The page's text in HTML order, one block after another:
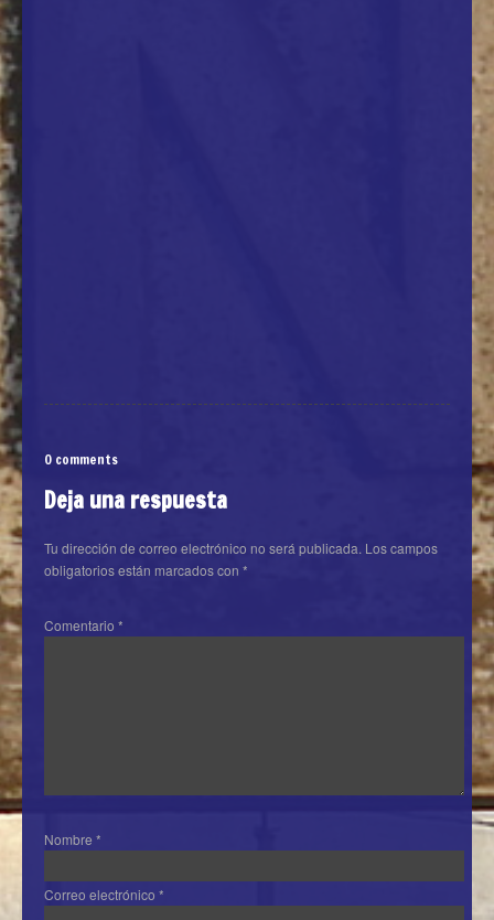
0 comments
Deja una respuesta
Tu dirección de correo electrónico no será publicada. Los campos
obligatorios están marcados con *
Comentario *
Nombre *
Correo electrónico *